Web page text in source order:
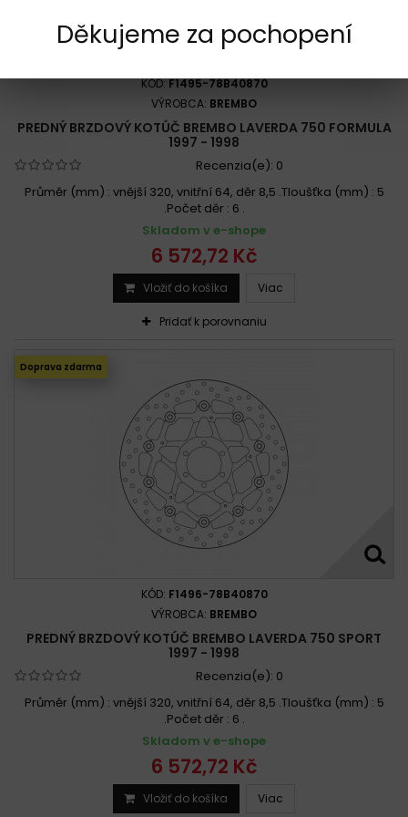
KÓD:F1495-78B40870
VÝROBCA: BREMBO
PREDNÝ BRZDOVÝ KOTÚČ BREMBO LAVERDA 750 FORMULA
1997 - 1998
Recenzia(e): 0
Průměr (mm) : vnější 320, vnitřní 64, děr 8,5 .Tloušťka (mm) : 5
.Počet děr : 6 .
Skladom v e-shope
6 572,72 Kč
Vložiť do košíka Viac
Pridať k porovnaniu
Doprava zdarma
KÓD: F1496-78B40870
VÝROBCA: BREMBO
PREDNÝ BRZDOVÝ KOTÚČ BREMBO LAVERDA 750 SPORT
1997 - 1998
Recenzia(e): 0
Průměr (mm) : vnější 320, vnitřní 64, děr 8,5 .Tloušťka (mm) : 5
.Počet děr : 6 .
Skladom v e-shope
6 572,72 Kč
Vložiť do košíka Viac
Děkujeme za pochopení